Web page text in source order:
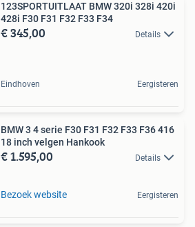
123SPORTUITLAAT BMW 320i 328i 420i
428i F30 F31 F32 F33 F34
€ 345,00 Details
Eindhoven Eergisteren
BMW 3 4 serie F30 F31 F32 F33 F36 416
18 inch velgen Hankook
€ 1.595,00 Details
Bezoek website Eergisteren